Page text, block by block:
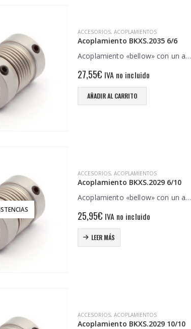
ACCESORIOS, ACOPLAMIENTOS
Acoplamiento BKXS.2035 6/6
Acoplamiento «bellow» con un a…
27,55€ IVA no incluido
AÑADIR AL CARRITO
ACCESORIOS, ACOPLAMIENTOS
Acoplamiento BKXS.2029 6/10
Acoplamiento «bellow» con un a…
25,95€ IVA no incluido
LEER MÁS
ACCESORIOS, ACOPLAMIENTOS
Acoplamiento BKXS.2029 10/10